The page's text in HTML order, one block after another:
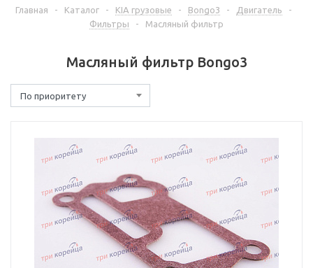
Главная - Каталог - KIA грузовые - Bongo3 - Двигатель
-
Фильтры
- Масляный фильтр
Масляный фильтр Bongo3
По приоритету